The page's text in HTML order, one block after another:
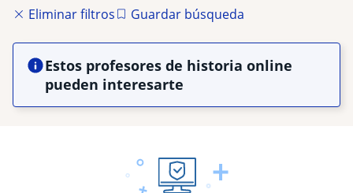
Eliminar filtros
Guardar búsqueda
Estos profesores de historia online
pueden interesarte